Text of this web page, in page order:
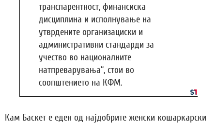
транспарентност, финансиска
дисциплина и исполнување на
утврдените организациски и
административни стандарди за
учество во националните
натпреварувања“, стои во
соопштението на КФМ.
Кам Баскет е еден од најдобрите женски кошаркарски